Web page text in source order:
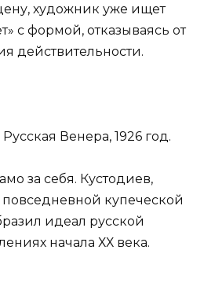
художник уже ищет
с формой, отказываясь от
действительности.
Венера, 1926 год.
за себя. Кустодиев,
купеческой
идеал русской
начала ХХ века.